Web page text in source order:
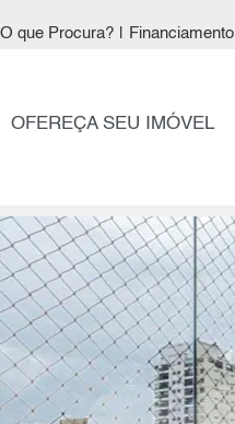
O que Procura? Financiamento
OFEREÇA SEU IMÓVEL